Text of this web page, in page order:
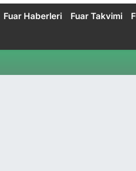
Fuar Haberleri Fuar Takvimi